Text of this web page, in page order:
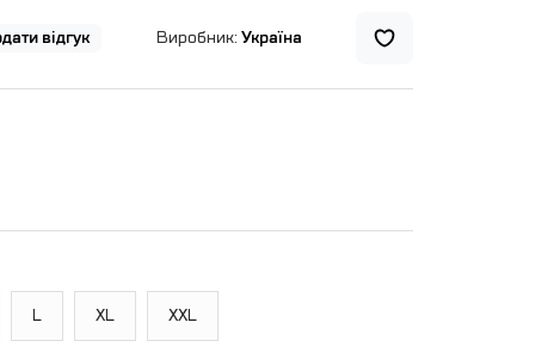
відгук Виробник: Україна
L XL XXL